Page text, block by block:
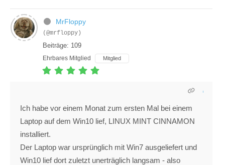
MrFloppy
(@mrfloppy)
Beiträge: 109
Ehrbares Mitglied Mitglied
Ich habe vor einem Monat zum ersten Mal bei einem
Laptop auf dem Win10 lief, LINUX MINT CINNAMON
installiert.
Der Laptop war ursprünglich mit Win7 ausgeliefert und
Win10 lief dort zuletzt unerträglich langsam - also